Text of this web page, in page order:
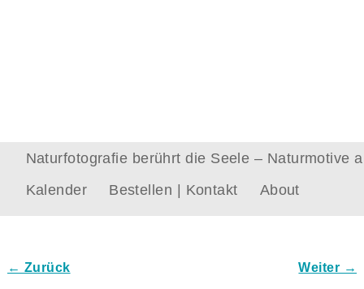
Naturfotografie berührt die Seele – Naturmotive
Kalender
Bestellen | Kontakt About
← Zurück Weiter →